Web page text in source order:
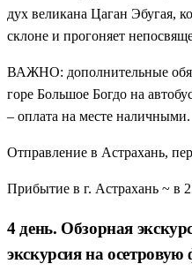
дух великана Цаган Эбугая,
склоне и прогоняет
ВАЖНО: дополнительные
горе Большое Богдо на
– оплата на месте наличными.
Отправление в Астрахань,
Прибытие в г. Астрахань ~ в
4 день. Обзорная
экскурсия на